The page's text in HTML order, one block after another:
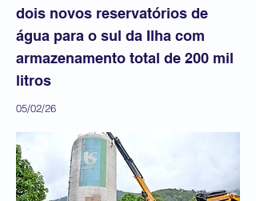
dois novos reservatórios de
água para o sul da Ilha com
armazenamento total de 200 mil
litros
05/02/26